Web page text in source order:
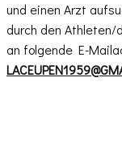
und einen Arzt
durch den
an folgende E-